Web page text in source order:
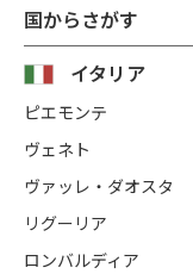
国からさがす
イタリア
ピエモンテ
ヴェネト
ヴァッレ・ダオスタ
リグーリア
ロンバルディア